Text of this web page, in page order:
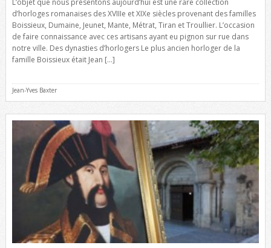
d’horloges romanaises des XVIIIe et XIXe siècles provenant des familles
Boissieux, Dumaine, Jeunet, Mante, Métrat, Tiran et Troullier. L’occasion
de faire connaissance avec ces artisans ayant eu pignon sur rue dans
notre ville. Des dynasties d’horlogers Le plus ancien horloger de la
famille Boissieux était Jean […]
Jean-Yves Baxter